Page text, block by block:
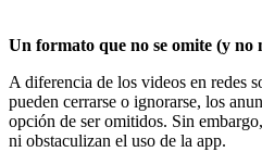
Un formato que no se omite (y no
A diferencia de los videos en redes
pueden cerrarse o ignorarse, los
opción de ser omitidos. Sin
ni obstaculizan el uso de la app.